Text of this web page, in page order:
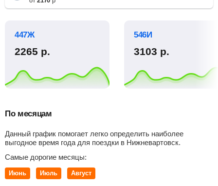
447Ж
2265 р.
546И
3103 р.
По месяцам
Данный график помогает легко определить наиболее
выгодное время года для поездки в Нижневартовск.
Самые дорогие месяцы:
Июнь Июль Август